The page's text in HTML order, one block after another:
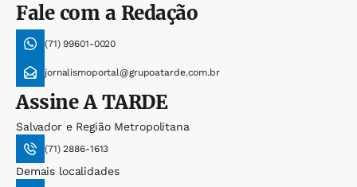
Fale com a Redação
(71) 99601-0020
jornalismoportal@grupoatarde.com.br
AssineA TARDE
Salvador e Região Metropolitana
(71) 2886-1613
Demais localidades